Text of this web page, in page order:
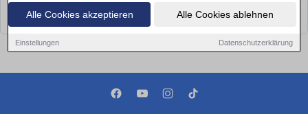
Alle Cookies akzeptieren Alle Cookies ablehnen
Einstellungen Datenschutzerklärung
Leider konnten wir derzeit keine passenden Autos finden. Schauen Sie
bald wieder vorbei!